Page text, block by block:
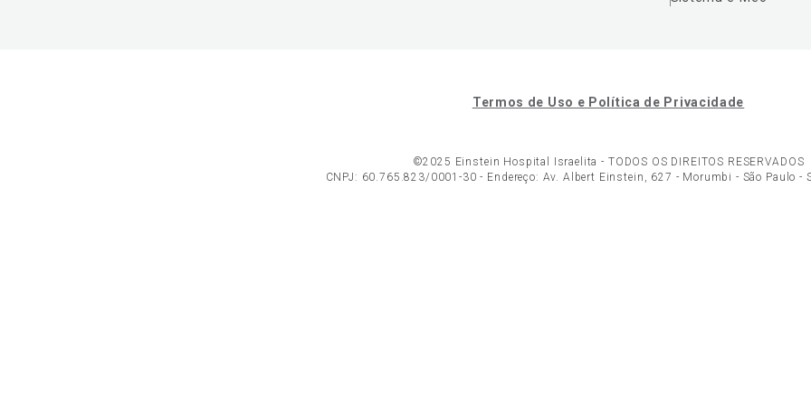
Termos de Uso e Política de Privacidade
©2025 Einstein Hospital Israelita - TODOS OS DIREITOS RESERVADOS
CNPJ: 60.765.823/0001-30 - Endereço: Av. Albert Einstein, 627 - Morumbi - São Paulo -